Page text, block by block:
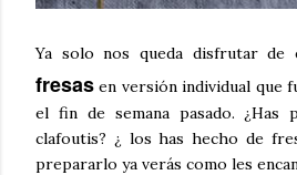
Ya solo nos queda disfrutar
fresas en versión individual que
el fin de semana pasado. ¿Has
clafoutis? ¿ los has hecho de
prepararlo ya verás como les